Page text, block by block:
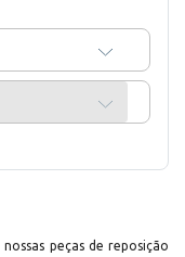
peças de reposição